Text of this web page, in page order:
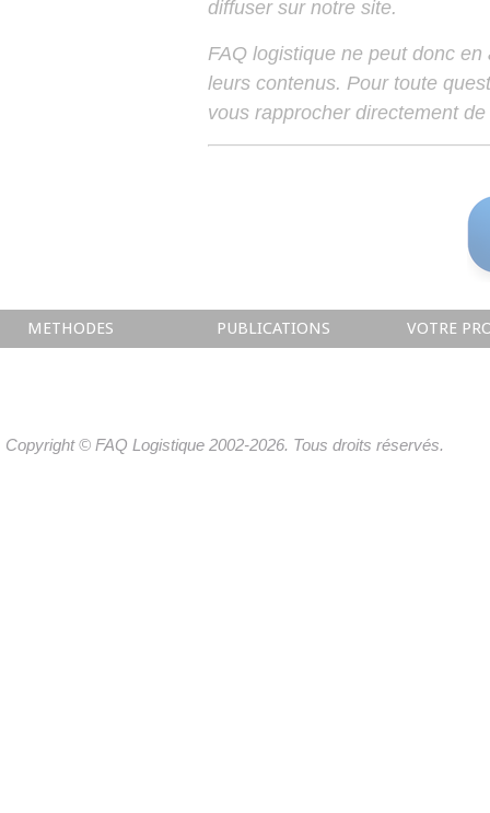
diffuser sur notre site.
FAQ logistique ne peut donc
leurs contenus. Pour toute
vous rapprocher directement
METHODES PUBLICATIONS VOTRE
Copyright © FAQ Logistique 2002-2026. Tous droits réservés.